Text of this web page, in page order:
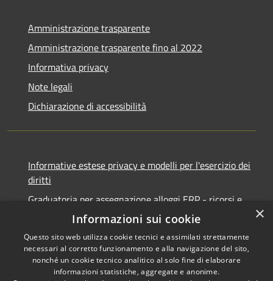
Amministrazione trasparente
Amministrazione trasparente fino al 2022
Informativa privacy
Note legali
Dichiarazione di accessibilità
Informative estese privacy e modelli per l'esercizio dei
diritti
Graduatoria per assegnazione alloggi ERP - ricorsi e
Copyright © 2026 • Comune di
×
Informazioni sui cookie
Questo sito web utilizza cookie tecnici e assimilati strettamente
necessari al corretto funzionamento e alla navigazione del sito,
nonché un cookie tecnico analitico al solo fine di elaborare
informazioni statistiche, aggregate e anonime.